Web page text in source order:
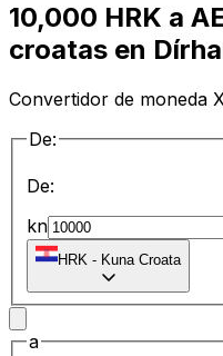
10,000 HRK a
croatas en
Convertidor de moneda
De:
De:
kn
HRK - Kuna Croata
a